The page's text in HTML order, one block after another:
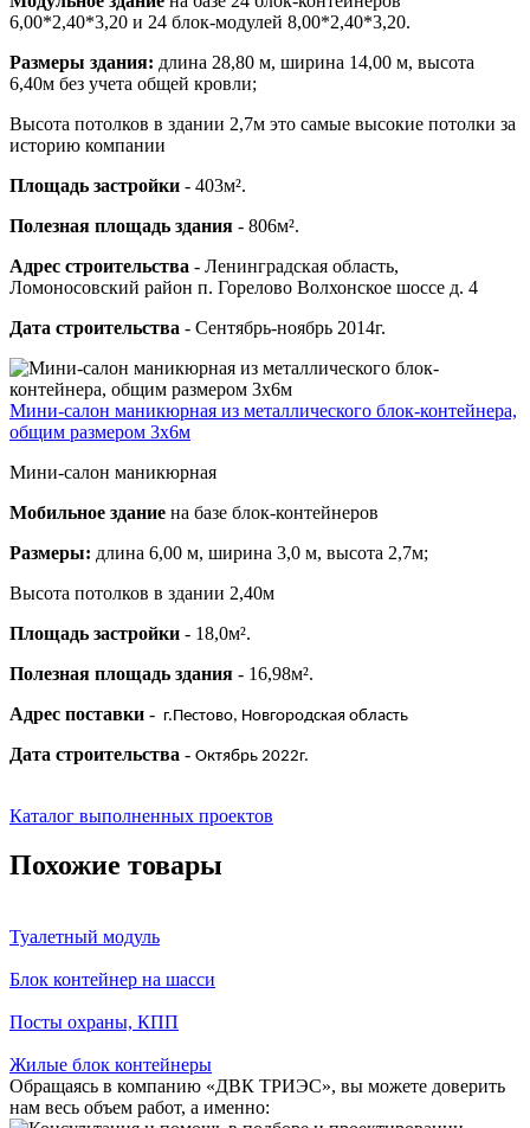
6,00*2,40*3,20 и 24 блок-модулей 8,00*2,40*3,20.
Размеры здания: длина 28,80 м, ширина 14,00 м, высота
6,40м без учета общей кровли;
Высота потолков в здании 2,7м это самые высокие потолки за
историю компании
Площадь застройки - 403м².
Полезная площадь здания - 806м².
Адрес строительства - Ленинградская область,
Ломоносовский район п. Горелово Волхонское шоссе д. 4
Дата строительства - Сентябрь-ноябрь 2014г.
Мини-салон маникюрная из металлического блок-контейнера,
общим размером 3х6м
Мини-салон маникюрная
Мобильное здание на базе блок-контейнеров
Размеры: длина 6,00 м, ширина 3,0 м, высота 2,7м;
Высота потолков в здании 2,40м
Площадь застройки - 18,0м².
Полезная площадь здания - 16,98м².
Адрес поставки - г.Пестово, Новгородская область
Дата строительства - Октябрь 2022г.
Каталог выполненных проектов
Похожие товары
Туалетный модуль
Блок контейнер на шасси
Посты охраны, КПП
Жилые блок контейнеры
Обращаясь в компанию «ДВК ТРИЭС», вы можете доверить
нам весь объем работ, а именно: